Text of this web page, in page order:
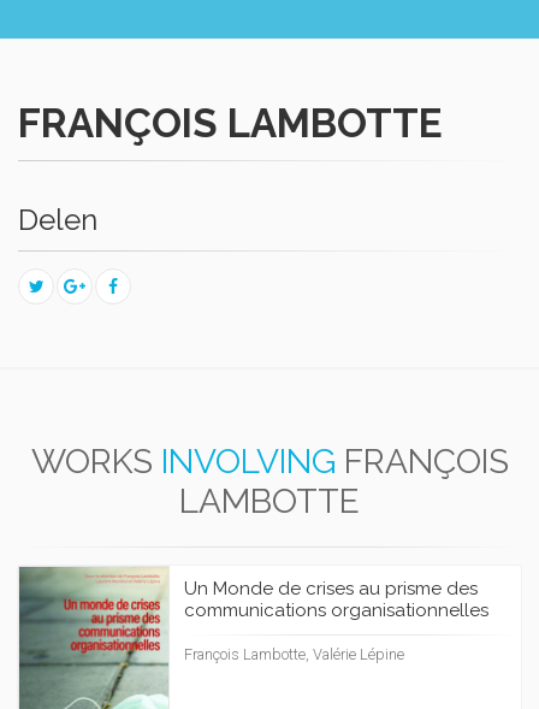
FRANÇOIS LAMBOTTE
Delen
WORKS INVOLVING FRANÇOIS
LAMBOTTE
Un Monde de crises au prisme des
communications organisationnelles
François Lambotte, Valérie Lépine